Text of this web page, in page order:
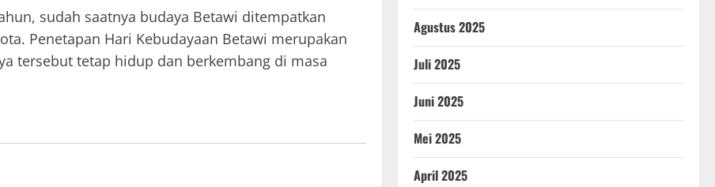
sudah saatnya budaya Betawi ditempatkan
Penetapan Hari Kebudayaan Betawi merupakan
tersebut tetap hidup dan berkembang di masa
Agustus 2025
Juli 2025
Juni 2025
Mei 2025
April 2025